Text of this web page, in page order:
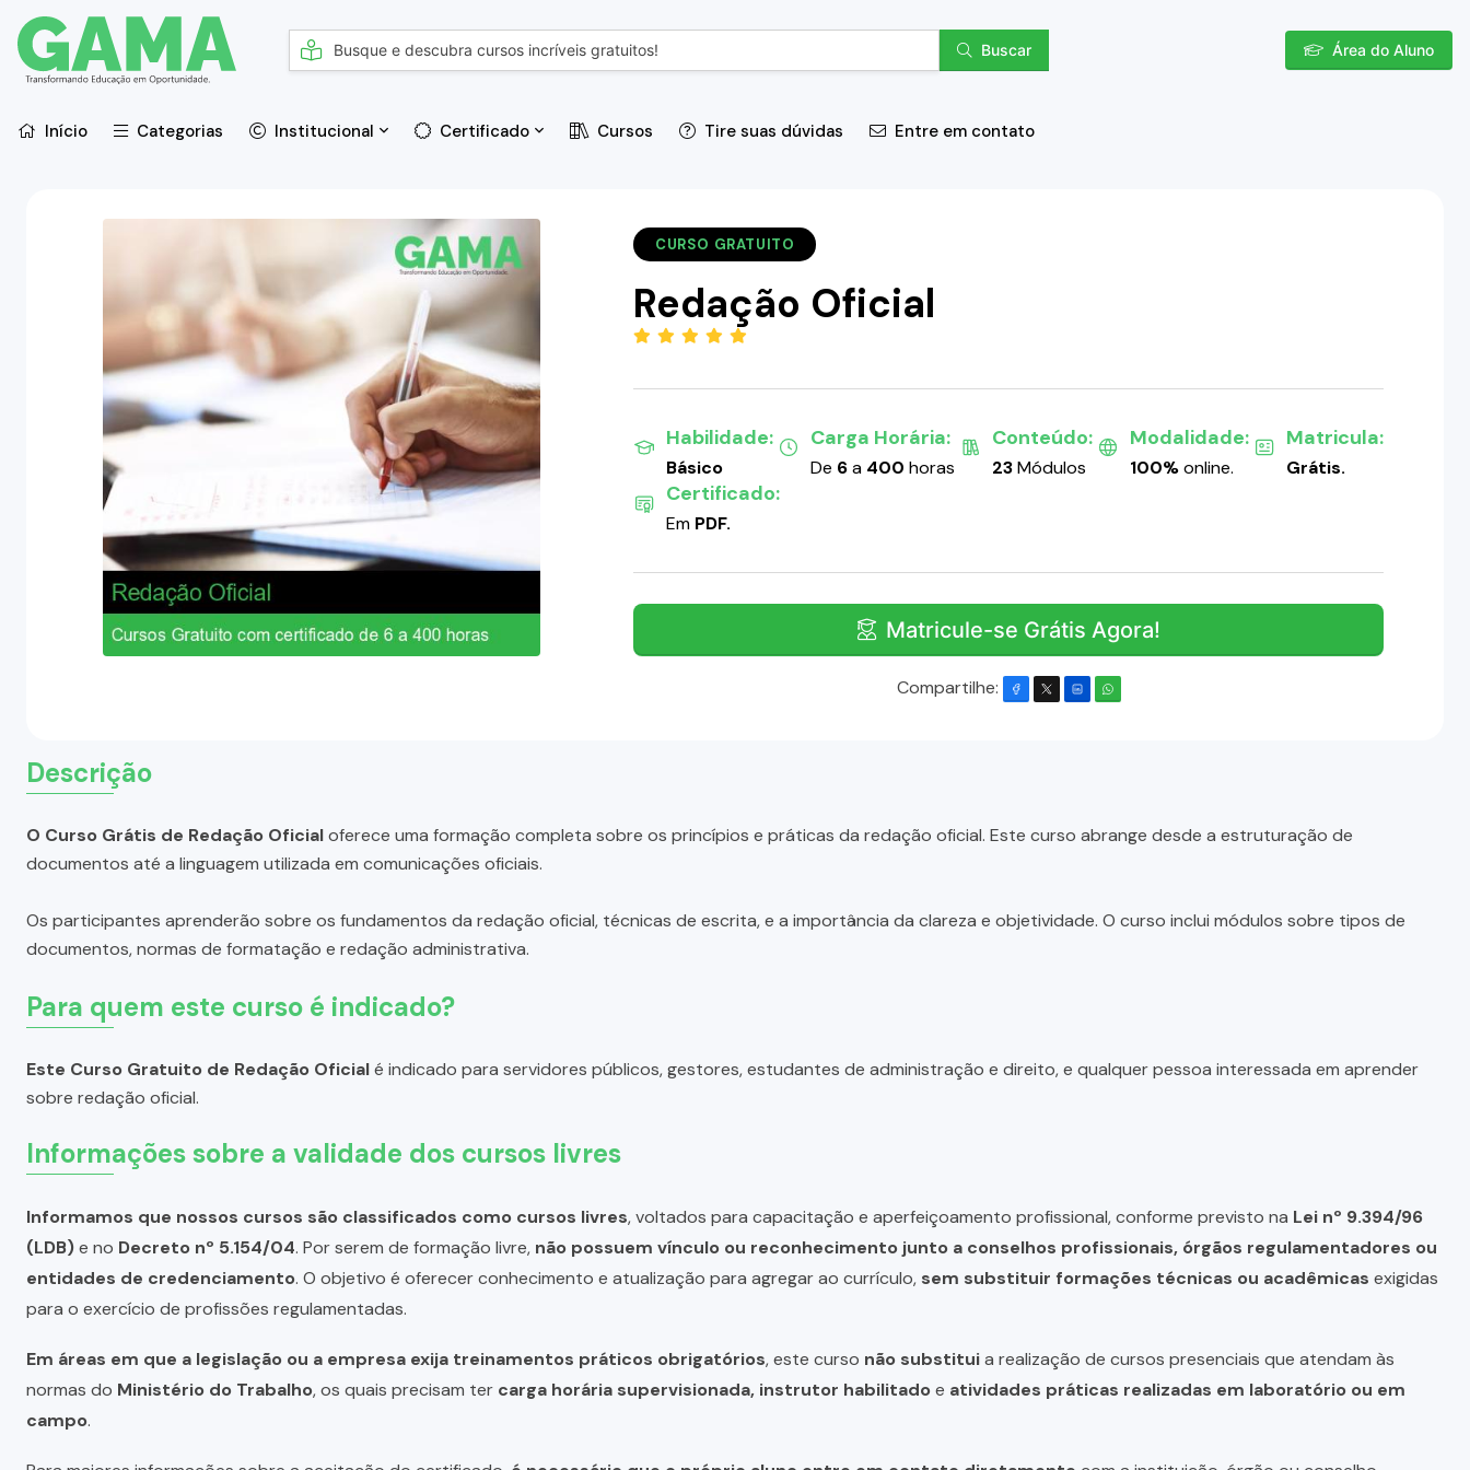
Buscar Área do Aluno
Início Categorias Institucional Certificado Cursos Tire suas dúvidas Entre em contato
CURSO GRATUITO
Redação Oficial
Habilidade:
Básico
Carga Horária:
De 6a 400 horas
Conteúdo:
23Módulos
Modalidade:
100%online.
Matricula:
Grátis.
Certificado:
Em PDF.
Matricule-se Grátis Agora!
Compartilhe:
Descrição
O Curso Grátis de Redação Oficialoferece uma formação completa sobre os princípios e práticas da redação oficial. Este curso abrange desde a estruturação de
documentos até a linguagem utilizada em comunicações oficiais.
Os participantes aprenderão sobre os fundamentos da redação oficial, técnicas de escrita, e a importância da clareza e objetividade. O curso inclui módulos sobre tipos de
documentos, normas de formatação e redação administrativa.
Para quem este curso é indicado?
Este Curso Gratuito de Redação Oficialé indicado para servidores públicos, gestores, estudantes de administração e direito, e qualquer pessoa interessada em aprender
sobre redação oficial.
Informações sobre a validade dos cursos livres
Informamos que nossos cursos são classificados como cursos livres, voltados para capacitação e aperfeiçoamento profissional, conforme previsto na Lei nº 9.394/96
(LDB)e no Decreto nº 5.154/04. Por serem de formação livre, não possuem vínculo ou reconhecimento junto a conselhos profissionais, órgãos regulamentadores ou
entidades de credenciamento. O objetivo é oferecer conhecimento e atualização para agregar ao currículo, sem substituir formações técnicas ou acadêmicas exigidas
para o exercício de profissões regulamentadas.
Em áreas em que a legislação ou a empresa exija treinamentos práticos obrigatórios, este curso não substituia realização de cursos presenciais que atendam às
normas do Ministério do Trabalho, os quais precisam ter carga horária supervisionada, instrutor habilitadoe atividades práticas realizadas em laboratório ou em
campo.